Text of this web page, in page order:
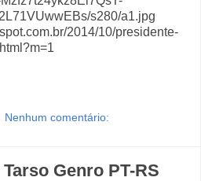
s280/a1.jpg
2014/10/presidente-
Nenhum comentário:
Genro PT-RS